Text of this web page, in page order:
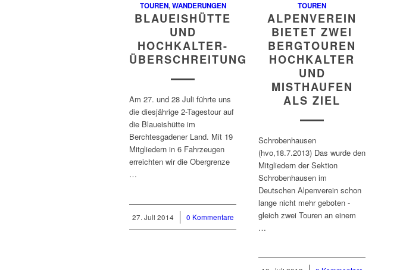
TOUREN,WANDERUNGEN
BLAUEISHÜTTE
UND
HOCHKALTER-
ÜBERSCHREITUNG
Am 27. und 28 Juli führte uns
die diesjährige 2-Tagestour auf
die Blaueishütte im
Berchtesgadener Land. Mit 19
Mitgliedern in 6 Fahrzeugen
erreichten wir die Obergrenze
…
27. Juli 2014 0 Kommentare
TOUREN
ALPENVEREIN
BIETET ZWEI
BERGTOUREN
HOCHKALTER
UND
MISTHAUFEN
ALS ZIEL
Schrobenhausen
(hvo,18.7.2013) Das wurde den
Mitgliedern der Sektion
Schrobenhausen im
Deutschen Alpenverein schon
lange nicht mehr geboten -
gleich zwei Touren an einem
…